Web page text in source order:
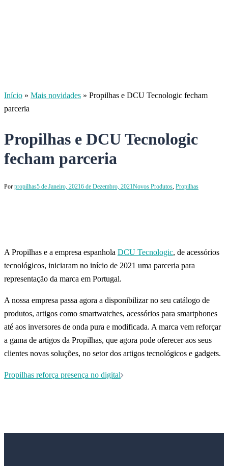
Início » Mais novidades » Propilhas e DCU Tecnologic fecham
parceria
Propilhas e DCU Tecnologic
fecham parceria
Por propilhas5 de Janeiro, 20216 de Dezembro, 2021Novos Produtos, Propilhas
A Propilhas e a empresa espanhola DCU Tecnologic, de acessórios
tecnológicos, iniciaram no início de 2021 uma parceria para
representação da marca em Portugal.
A nossa empresa passa agora a disponibilizar no seu catálogo de
produtos, artigos como smartwatches, acessórios para smartphones
até aos inversores de onda pura e modificada. A marca vem reforçar
a gama de artigos da Propilhas, que agora pode oferecer aos seus
clientes novas soluções, no setor dos artigos tecnológicos e gadgets.
Navegação
Propilhas reforça presença no digital